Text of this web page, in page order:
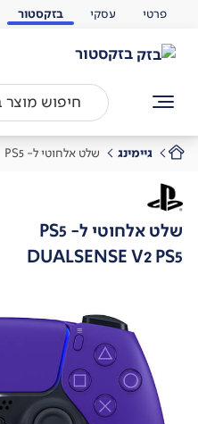
פרטי עסקי בזקסטור
בזקסטור
גיימינג שלט אלחוטי ל- PS5
שלט אלחוטי ל- PS5
DUALSENSE V2 PS5